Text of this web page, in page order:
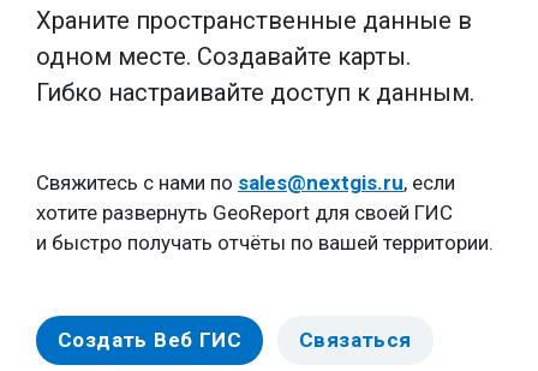
Храните пространственные данные в
одном месте. Создавайте карты.
Гибко настраивайте доступ к данным.
Свяжитесь с нами по sales@nextgis.ru, если
хотите развернуть GeoReport для своей ГИС
и быстро получать отчёты по вашей территории.
Создать Веб ГИС Связаться